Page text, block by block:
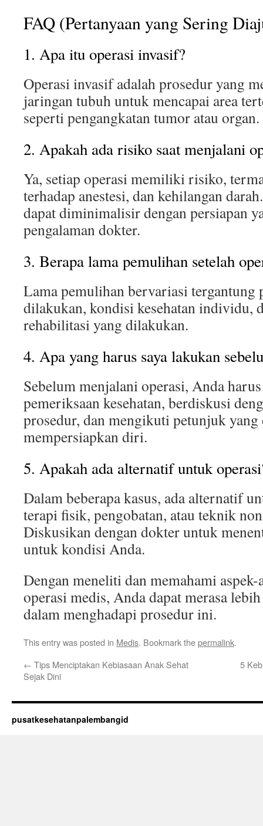
FAQ (Pertanyaan yang Sering
1. Apa itu operasi invasif?
Operasi invasif adalah prosedur yang
jaringan tubuh untuk mencapai area
seperti pengangkatan tumor atau organ.
2. Apakah ada risiko saat menjalani
Ya, setiap operasi memiliki risiko,
terhadap anestesi, dan kehilangan
dapat diminimalisir dengan persiapan
pengalaman dokter.
3. Berapa lama pemulihan setelah
Lama pemulihan bervariasi tergantung
dilakukan, kondisi kesehatan individu,
rehabilitasi yang dilakukan.
4. Apa yang harus saya lakukan
Sebelum menjalani operasi, Anda
pemeriksaan kesehatan, berdiskusi
prosedur, dan mengikuti petunjuk
mempersiapkan diri.
5. Apakah ada alternatif untuk
Dalam beberapa kasus, ada alternatif
terapi fisik, pengobatan, atau teknik
Diskusikan dengan dokter untuk
untuk kondisi Anda.
Dengan meneliti dan memahami
operasi medis, Anda dapat merasa
dalam menghadapi prosedur ini.
This entry was posted in Medis. Bookmark thepermalink.
← Tips Menciptakan Kebiasaan Anak Sehat
Sejak Dini
5
pusatkesehatanpalembangid